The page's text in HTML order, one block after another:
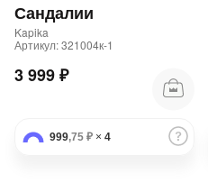
Сандалии
Kapika
Артикул: 321004к-1
3 999 ₽
999,75 ₽ × 4